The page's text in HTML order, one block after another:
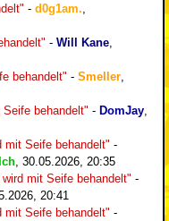
- d0g1am.
- Will Kane
behandelt" - Smeller
behandelt" - DomJay
mit Seife behandelt" -
30.05.2026, 20:35
mit Seife behandelt" -
20:41
mit Seife behandelt" -